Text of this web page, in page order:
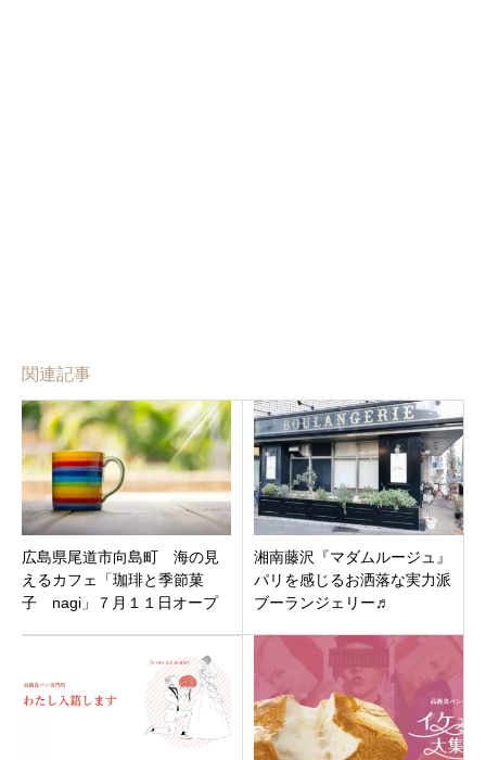
関連記事
広島県尾道市向島町 海の見
えるカフェ「珈琲と季節菓
子 nagi」７月１１日オープ
湘南藤沢『マダムルージュ』
パリを感じるお洒落な実力派
ブーランジェリー♬